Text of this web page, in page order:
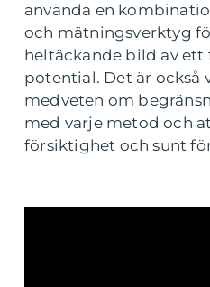
använda en
och mätningsverktyg
heltäckande bild av ett
potential. Det är också
medveten om
med varje metod och
försiktighet och sunt